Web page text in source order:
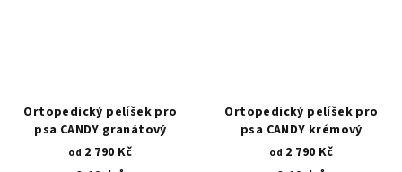
Ortopedický pelíšek pro
psa CANDY granátový
od 2 790 Kč
Ortopedický pelíšek pro
psa CANDY krémový
od 2 790 Kč